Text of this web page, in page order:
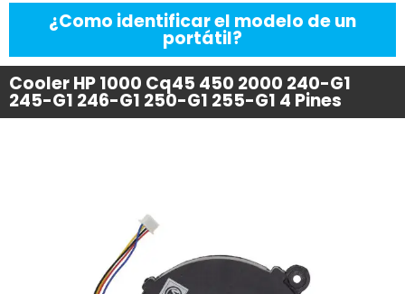
¿Como identificar el modelo de un
portátil?
Cooler HP 1000 Cq45 450 2000 240-G1
245-G1 246-G1 250-G1 255-G1 4 Pines